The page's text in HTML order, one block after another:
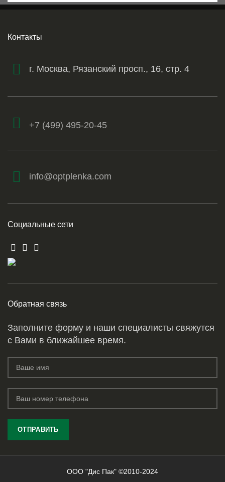
Контакты
г. Москва, Рязанский просп., 16, стр. 4
+7 (499) 495-20-45
info@optplenka.com
Социальные сети
Обратная связь
Заполните форму и наши специалисты свяжутся
с Вами в ближайшее время.
ООО "Дис Пак" ©2010-2024